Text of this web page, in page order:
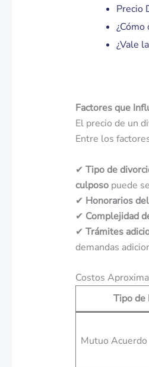
Precio
¿Vale
Factores que
El precio de un
Entre los
✔ Tipo de
culposopuede
✔ Honorarios
✔ Complejidad
✔ Trámites
demandas
Costos
Tipo de
Mutuo Acuerdo